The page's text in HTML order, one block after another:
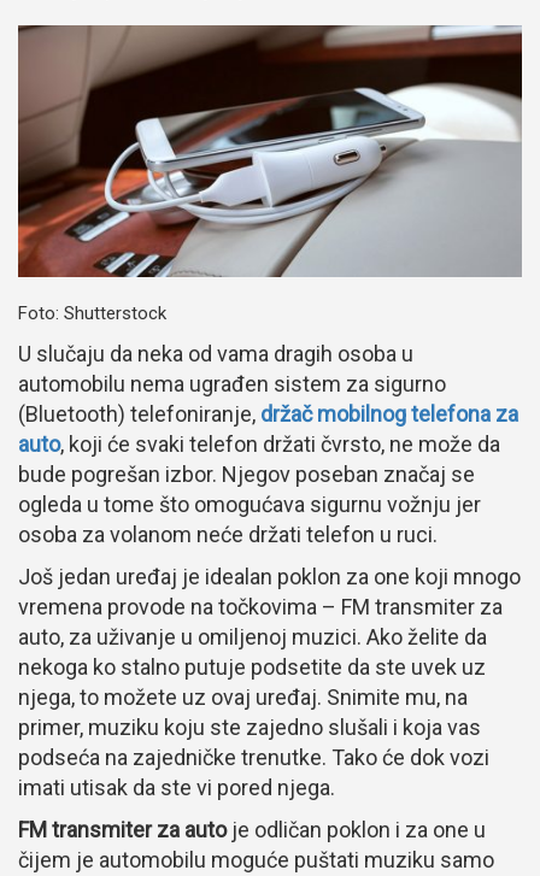
Foto: Shutterstock
U slučaju da neka od vama dragih osoba u
automobilu nema ugrađen sistem za sigurno
(Bluetooth) telefoniranje, držač mobilnog telefona za
auto, koji će svaki telefon držati čvrsto, ne može da
bude pogrešan izbor. Njegov poseban značaj se
ogleda u tome što omogućava sigurnu vožnju jer
osoba za volanom neće držati telefon u ruci.
Još jedan uređaj je idealan poklon za one koji mnogo
vremena provode na točkovima – FM transmiter za
auto, za uživanje u omiljenoj muzici. Ako želite da
nekoga ko stalno putuje podsetite da ste uvek uz
njega, to možete uz ovaj uređaj. Snimite mu, na
primer, muziku koju ste zajedno slušali i koja vas
podseća na zajedničke trenutke. Tako će dok vozi
imati utisak da ste vi pored njega.
FM transmiter za autoje odličan poklon i za one u
čijem je automobilu moguće puštati muziku samo